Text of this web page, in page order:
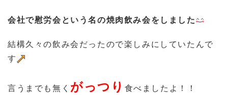
会社で慰労会という名の焼肉飲み会をしました
結構久々の飲み会だったので楽しみにしていたんで
す
言うまでも無く がっつり 食べましたよ！！